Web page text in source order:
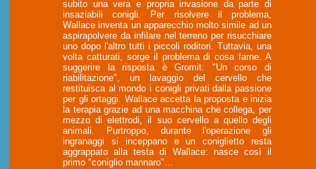
subito una vera e propria invasione da parte di
insaziabili conigli. Per risolvere il problema,
Wallace inventa un apparecchio molto simile ad un
aspirapolvere da infilare nel terreno per risucchiare
uno dopo l'altro tutti i piccoli roditori. Tuttavia, una
volta catturati, sorge il problema di cosa farne. A
suggerire la risposta è Gromit: "Un corso di
riabilitazione", un lavaggio del cervello che
restituisca al mondo i conigli privati dalla passione
per gli ortaggi. Wallace accetta la proposta e inizia
la terapia grazie ad una macchina che collega, per
mezzo di elettrodi, il suo cervello a quello degli
animali. Purtroppo, durante l'operazione gli
ingranaggi si inceppano e un coniglietto resta
aggrappato alla testa di Wallace: nasce così il
primo "coniglio mannaro"...